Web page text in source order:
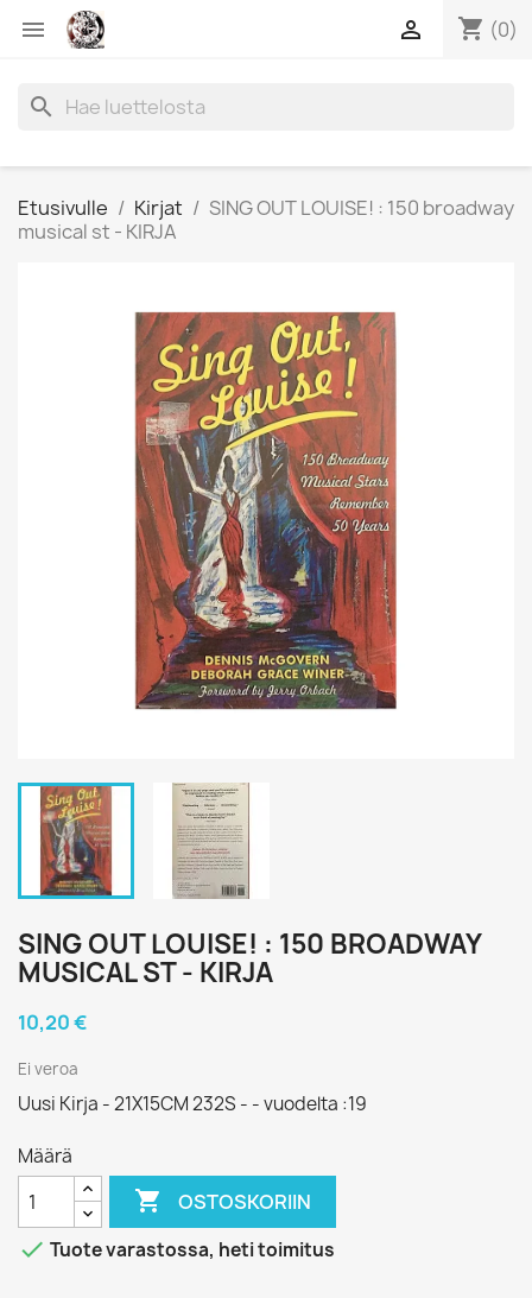
 shopping_cart (0)

search
Etusivulle Kirjat
SING OUT LOUISE! : 150 broadway
musical st - KIRJA
SING OUT LOUISE! : 150 BROADWAY
MUSICAL ST - KIRJA
10,20 €
Ei veroa
Uusi Kirja - 21X15CM 232S - - vuodelta :19
Määrä
 OSTOSKORIIN
 Tuote varastossa, heti toimitus